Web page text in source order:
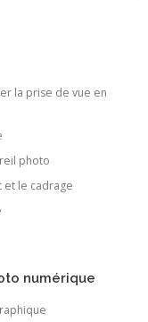
la prise de vue en
photo
et le cadrage
numérique